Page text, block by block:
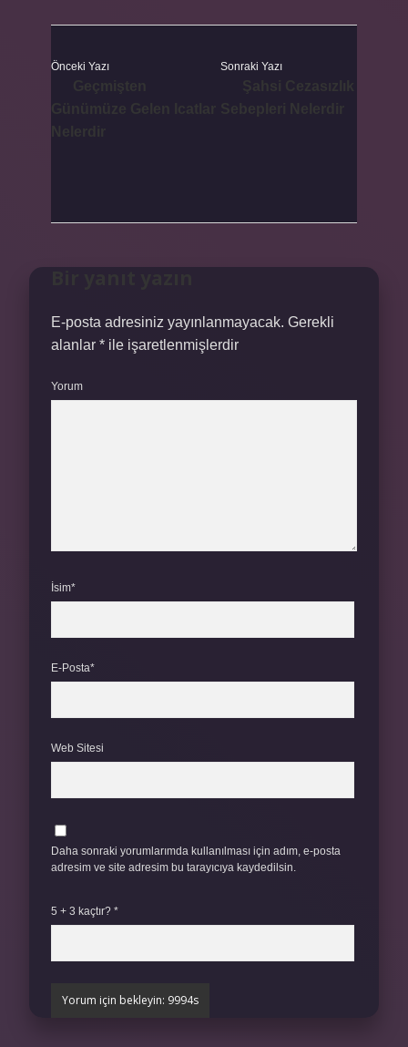
Önceki Yazı Sonraki Yazı
E-posta adresiniz yayınlanmayacak. Gerekli
alanlar * ile işaretlenmişlerdir
Yorum
İsim*
E-Posta*
Web Sitesi
Daha sonraki yorumlarımda kullanılması için adım, e-posta
adresim ve site adresim bu tarayıcıya kaydedilsin.
5 + 3 kaçtır? *